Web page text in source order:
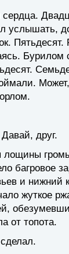
услышать,
Бурилом
друг.
лощины
багровое
и нижний
жуткое
от топота.